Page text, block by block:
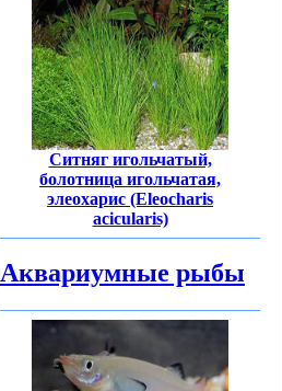
Ситняг игольчатый,
болотница игольчатая,
элеохарис (Eleocharis
acicularis)
Аквариумные рыбы